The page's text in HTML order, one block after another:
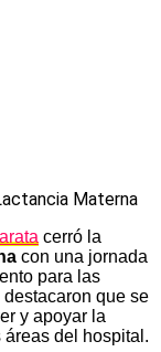
cerró la
con una jornada
para las
que se
y apoyar la
del hospital.